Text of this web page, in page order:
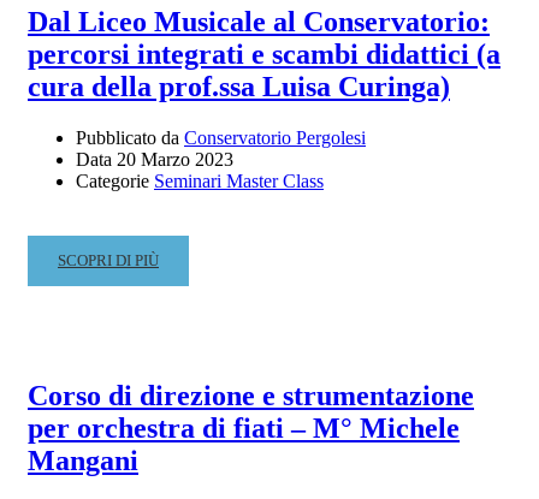
PER
IL
CONCERTO
DELLA
SANTA
Dal Liceo Musicale al Conservatorio:
percorsi integrati e scambi didattici (a
cura della prof.ssa Luisa Curinga)
Pubblicato da Conservatorio Pergolesi
Data 20 Marzo 2023
Categorie Seminari Master Class
READ
MORE
AL
CONSERVATORIO:
PERCORSI
INTEGRATI
SCOPRI DI PIÙ
Corso di direzione e strumentazione
per orchestra di fiati – M° Michele
Mangani